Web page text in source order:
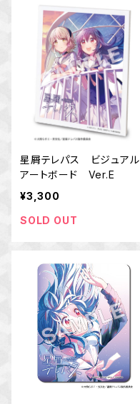
星屑テレパス ビジュアル
アートボード Ver.E
¥3,300
SOLD OUT